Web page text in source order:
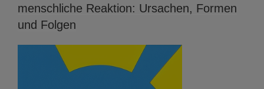
menschliche Reaktion: Ursachen, Formen
und Folgen